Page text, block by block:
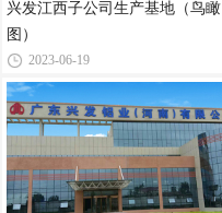
兴发江西子公司生产基地（鸟瞰
图）
2023-06-19